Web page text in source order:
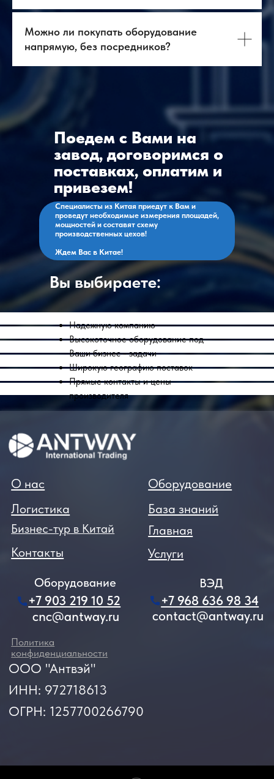
Можно ли покупать оборудование
напрямую, без посредников?
Вы выбираете:
Поедем с Вами на
завод, договоримся о
поставках, оплатим и
привезем!
Специалисты из Китая приедут к Вам и
проведут необходимые измерения площадей,
мощностей и составят схему
производственных цехов!
Ждем Вас в Китае!
Надежную компанию
Высокоточное оборудование под
Ваши бизнес - задачи
Широкую географию поставок
Прямые контакты и цены
производителя
Политика
конфиденциальности
Логистика
Бизнес-тур в Китай
Услуги
Контакты
База знаний
Главная
+7 903 219 10 52
contact@antway.ru
cnc@antway.ru
ООО "Антвэй"
ИНН: 972718613